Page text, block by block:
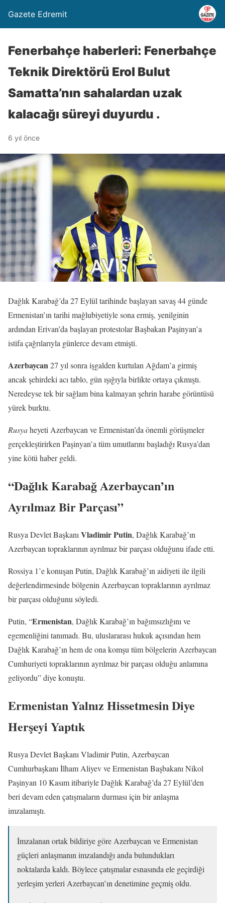
Gazete Edremit
Fenerbahçe haberleri: Fenerbahçe
Teknik Direktörü Erol Bulut
Samatta’nın sahalardan uzak
kalacağı süreyi duyurdu .
6 yıl önce
Dağlık Karabağ’da 27 Eylül tarihinde başlayan savaş 44 günde
Ermenistan’ın tarihi mağlubiyetiyle sona ermiş, yenilginin
ardından Erivan’da başlayan protestolar Başbakan Paşinyan’a
istifa çağrılarıyla günlerce devam etmişti.
Azerbaycan27 yıl sonra işgalden kurtulan Ağdam’a girmiş
ancak şehirdeki acı tablo, gün ışığıyla birlikte ortaya çıkmıştı.
Neredeyse tek bir sağlam bina kalmayan şehrin harabe görüntüsü
yürek burktu.
Rusyaheyeti Azerbaycan ve Ermenistan’da önemli görüşmeler
gerçekleştirirken Paşinyan’a tüm umutlarını başladığı Rusya’dan
yine kötü haber geldi.
“Dağlık Karabağ Azerbaycan’ın
Ayrılmaz Bir Parçası”
Rusya Devlet Başkanı Vladimir Putin, Dağlık Karabağ’ın
Azerbaycan topraklarının ayrılmaz bir parçası olduğunu ifade etti.
Rossiya 1’e konuşan Putin, Dağlık Karabağ’ın aidiyeti ile ilgili
değerlendirmesinde bölgenin Azerbaycan topraklarının ayrılmaz
bir parçası olduğunu söyledi.
Putin, “Ermenistan, Dağlık Karabağ’ın bağımsızlığını ve
egemenliğini tanımadı. Bu, uluslararası hukuk açısından hem
Dağlık Karabağ’ın hem de ona komşu tüm bölgelerin Azerbaycan
Cumhuriyeti topraklarının ayrılmaz bir parçası olduğu anlamına
geliyordu” diye konuştu.
Ermenistan Yalnız Hissetmesin Diye
Herşeyi Yaptık
Rusya Devlet Başkanı Vladimir Putin, Azerbaycan
Cumhurbaşkanı İlham Aliyev ve Ermenistan Başbakanı Nikol
Paşinyan 10 Kasım itibariyle Dağlık Karabağ’da 27 Eylül’den
beri devam eden çatışmaların durması için bir anlaşma
imzalamıştı.
İmzalanan ortak bildiriye göre Azerbaycan ve Ermenistan
güçleri anlaşmanın imzalandığı anda bulundukları
noktalarda kaldı. Böylece çatışmalar esnasında ele geçirdiği
yerleşim yerleri Azerbaycan’ın denetimine geçmiş oldu.